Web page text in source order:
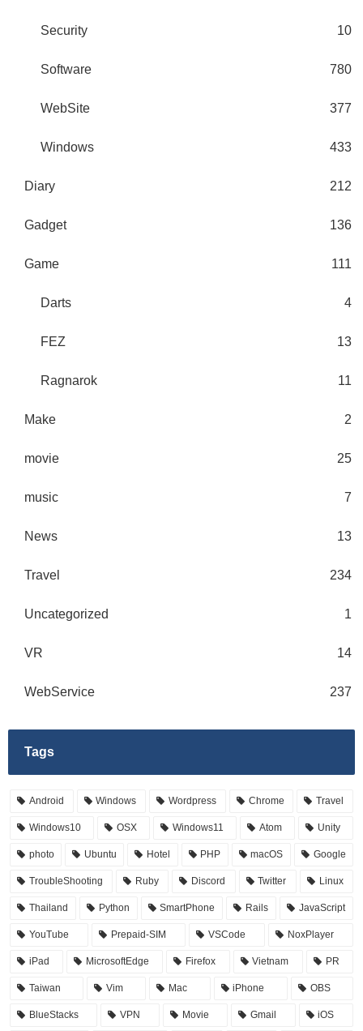
Security 10
Software 780
WebSite 377
Windows 433
Diary 212
Gadget 136
Game 111
Darts 4
FEZ 13
Ragnarok 11
Make 2
movie 25
music 7
News 13
Travel 234
Uncategorized 1
VR 14
WebService 237
Tags
Android Windows Wordpress Chrome Travel
Windows10 OSX Windows11 Atom Unity
photo Ubuntu Hotel PHP macOS Google
TroubleShooting Ruby Discord Twitter Linux
Thailand Python SmartPhone Rails JavaScript
YouTube Prepaid-SIM VSCode NoxPlayer
iPad MicrosoftEdge Firefox Vietnam PR
Taiwan Vim Mac iPhone OBS
BlueStacks VPN Movie Gmail iOS